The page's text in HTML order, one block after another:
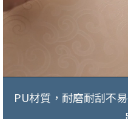
PU材質，耐磨耐刮不